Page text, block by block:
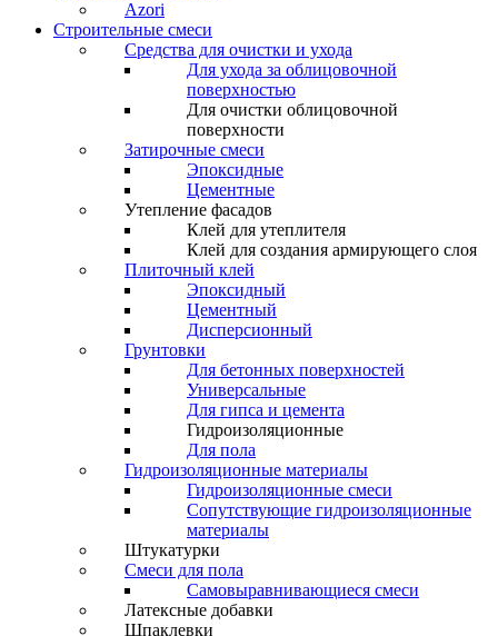
Azori
Строительные смеси
Средства для очистки и ухода
Для ухода за облицовочной
поверхностью
Для очистки облицовочной
поверхности
Затирочные смеси
Эпоксидные
Цементные
Утепление фасадов
Клей для утеплителя
Клей для создания армирующего слоя
Плиточный клей
Эпоксидный
Цементный
Дисперсионный
Грунтовки
Для бетонных поверхностей
Универсальные
Для гипса и цемента
Гидроизоляционные
Для пола
Гидроизоляционные материалы
Гидроизоляционные смеси
Сопутствующие гидроизоляционные
материалы
Штукатурки
Смеси для пола
Самовыравнивающиеся смеси
Латексные добавки
Шпаклевки